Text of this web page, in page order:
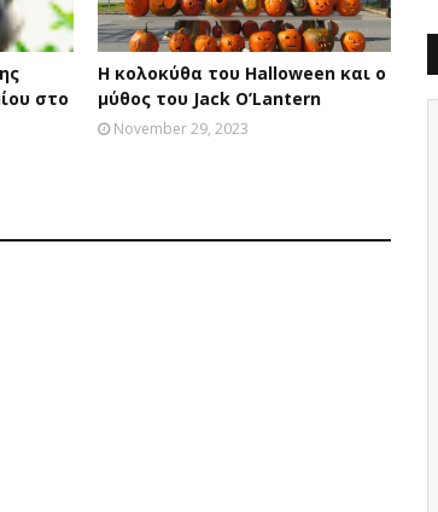
στο
Η κολοκύθα του Halloween και ο
μύθος του Jack O’Lantern
November 29, 2023